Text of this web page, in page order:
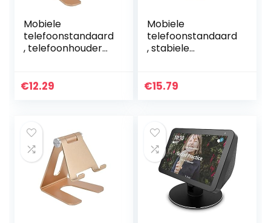
Mobiele
telefoonstandaard
, telefoonhouder
aluminiumlegering
€12.29
Mobiele
telefoonstandaard
, stabiele
voor tablets
€15.79